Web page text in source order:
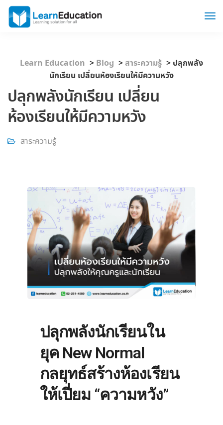
Learn Education > Blog >สาระความรู้ > ปลุกพลัง
นักเรียน เปลี่ยนห้องเรียนให้มีความหวัง
ปลุกพลังนักเรียน เปลี่ยน
ห้องเรียนให้มีความหวัง
สาระความรู้
ปลุกพลังนักเรียนใน
ยุค New Normal
กลยุทธ์สร้างห้องเรียน
ให้เปี่ยม “ความหวัง”